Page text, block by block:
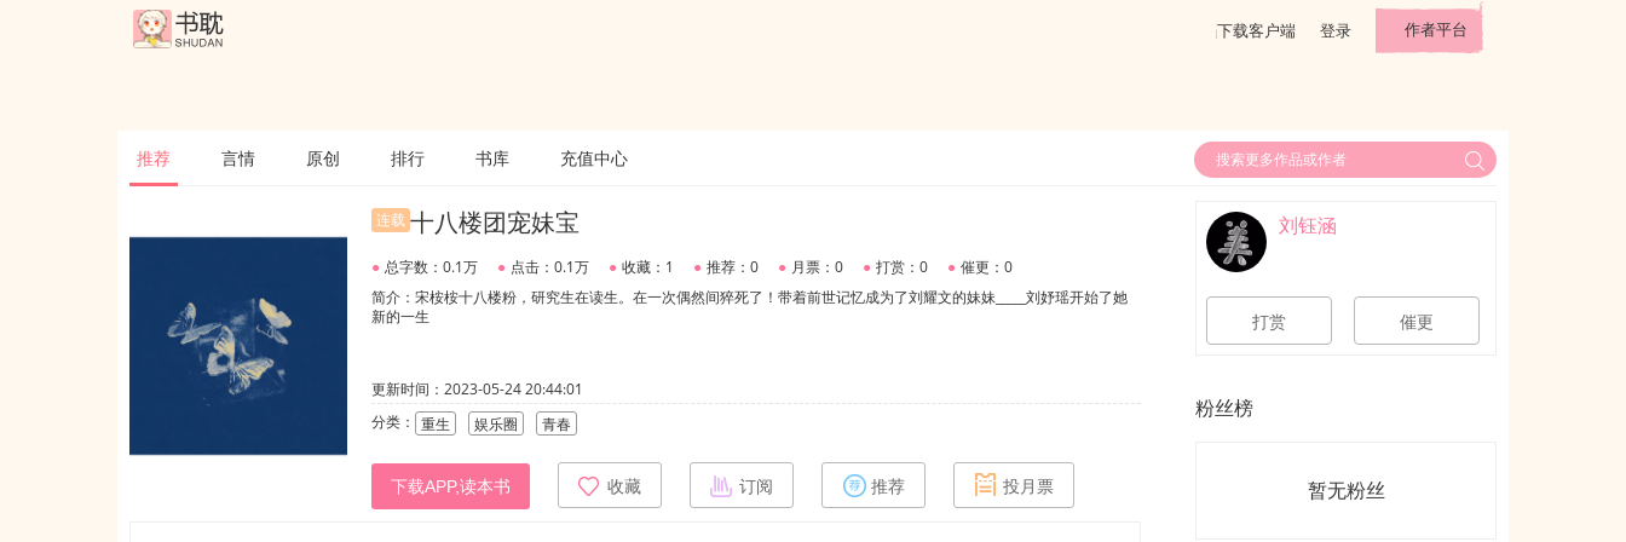
下载客户端 登录 作者平台
推荐 言情 原创 排行 书库 充值中心
连载 十八楼团宠妹宝
● 总字数：0.1万 ● 点击：0.1万 ● 收藏：1 ● 推荐：0 ● 月票：0 ● 打赏：0 ● 催更：0
简介：宋桉桉十八楼粉，研究生在读生。在一次偶然间猝死了！带着前世记忆成为了刘耀文的妹妹_____刘妤瑶开始了她
新的一生
更新时间：2023-05-24 20:44:01
分类： 重生 娱乐圈 青春
下载APP,读本书 收藏 订阅 推荐 投月票
刘钰涵
打赏 催更
粉丝榜
暂无粉丝